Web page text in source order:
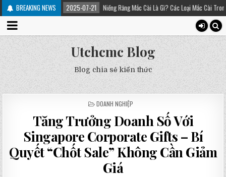
BREAKING NEWS
2025-07-21 Niềng Răng Mắc Cài Là Gì? Các Loại Mắc Cài Trong Niềng Răng
Utchcmc Blog
Blog chia sẻ kiến thức
POSTED
DOANH NGHIỆP
Tăng Trưởng Doanh Số Với
Singapore Corporate Gifts – Bí
Quyết “Chốt Sale” Không Cần Giảm
Giá